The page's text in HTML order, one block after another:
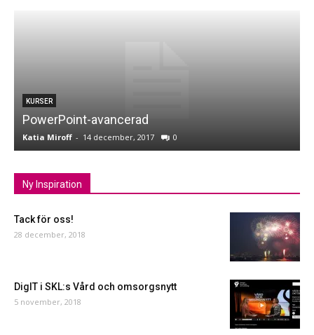
KURSER
PowerPoint-avancerad
Katia Miroff - 14 december, 2017 0
Ny Inspiration
Tack för oss!
28 december, 2018
DigIT i SKL:s Vård och omsorgsnytt
5 november, 2018